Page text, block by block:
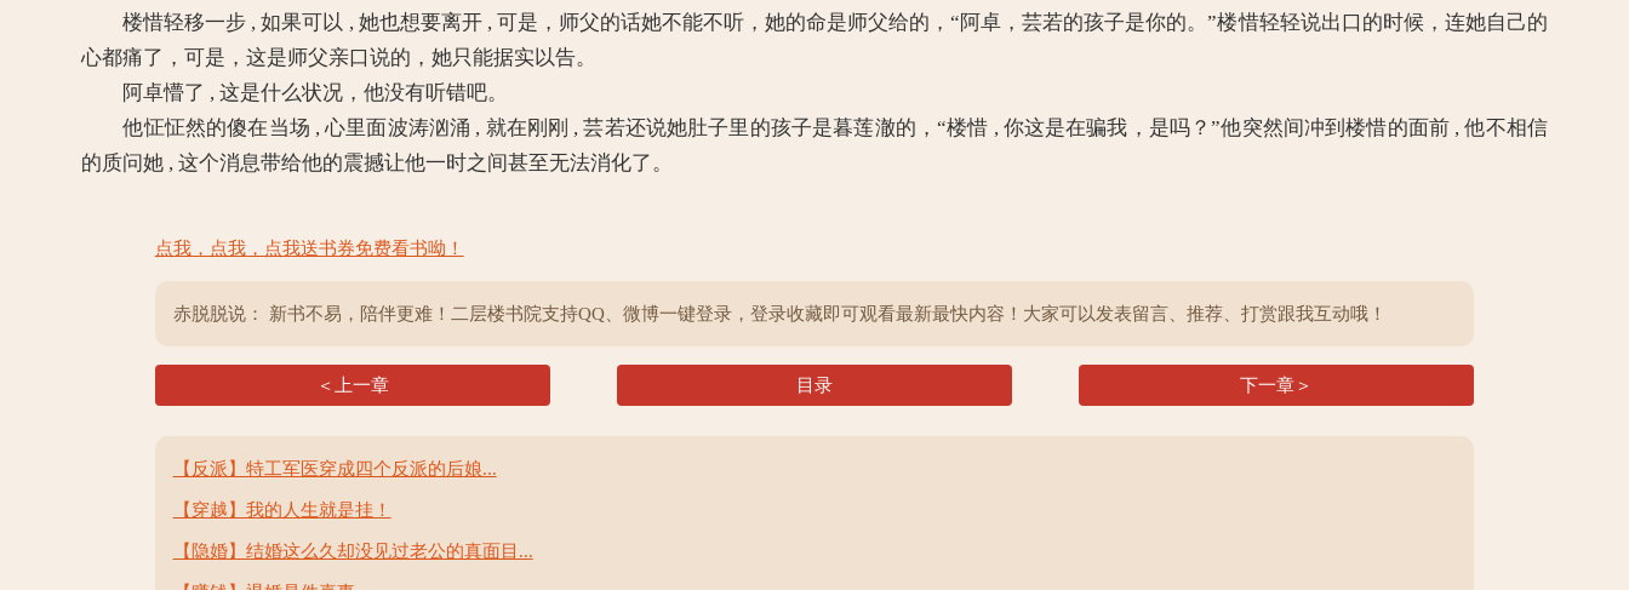
楼惜轻移一步 , 如果可以 , 她也想要离开 , 可是，师父的话她不能不听，她的命是师父给的，“阿卓，芸若的孩子是你的。”楼惜轻轻说出口的时候，连她自己的
心都痛了，可是，这是师父亲口说的，她只能据实以告。
阿卓懵了 , 这是什么状况，他没有听错吧。
他怔怔然的傻在当场 , 心里面波涛汹涌 , 就在刚刚 , 芸若还说她肚子里的孩子是暮莲澈的，“楼惜 , 你这是在骗我，是吗？”他突然间冲到楼惜的面前 , 他不相信
的质问她 , 这个消息带给他的震撼让他一时之间甚至无法消化了。
点我，点我，点我送书券免费看书呦！
赤脱脱说： 新书不易，陪伴更难！二层楼书院支持QQ、微博一键登录，登录收藏即可观看最新最快内容！大家可以发表留言、推荐、打赏跟我互动哦！
＜上一章 目录 下一章＞
【反派】特工军医穿成四个反派的后娘...
【穿越】我的人生就是挂！
【隐婚】结婚这么久却没见过老公的真面目...